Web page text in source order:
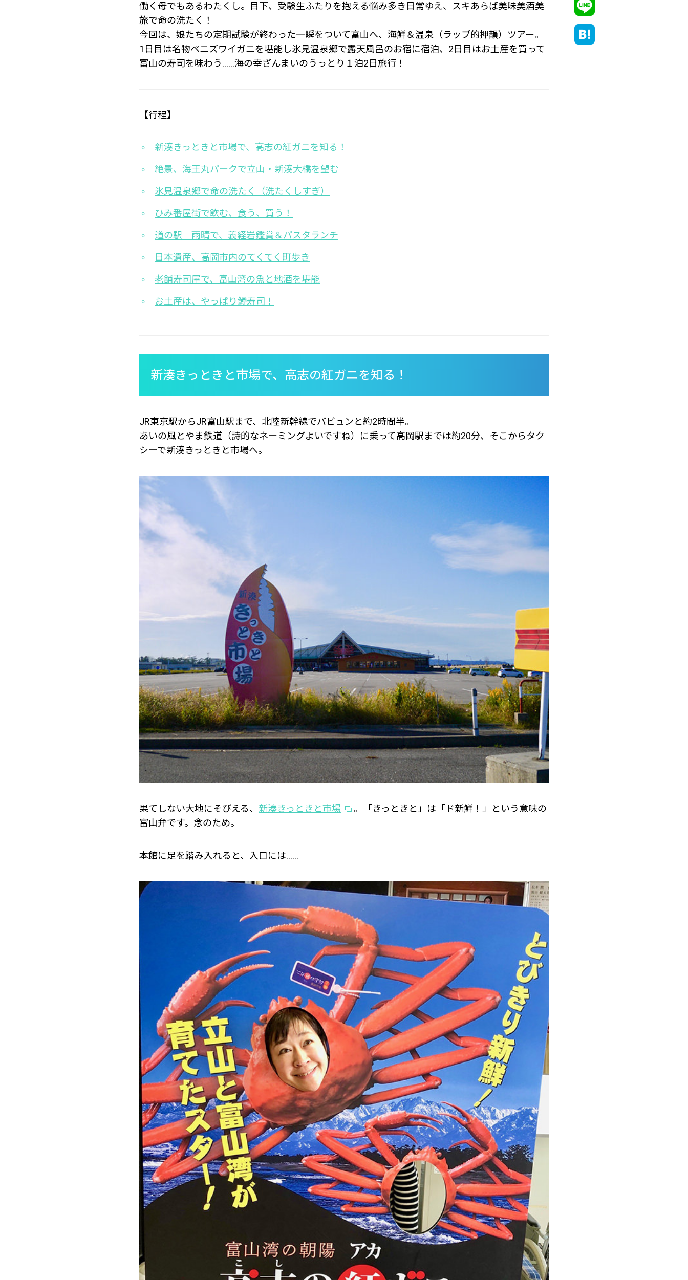
働く母でもあるわたくし。目下、受験生ふたりを抱える悩み多き日常ゆえ、スキあらば美味美酒美
旅で命の洗たく！
今回は、娘たちの定期試験が終わった一瞬をついて富山へ、海鮮＆温泉（ラップ的押韻）ツアー。
1日目は名物ベニズワイガニを堪能し氷見温泉郷で露天風呂のお宿に宿泊、2日目はお土産を買って
富山の寿司を味わう……海の幸ざんまいのうっとり１泊2日旅行！
【行程】
新湊きっときと市場で、高志の紅ガニを知る！
絶景、海王丸パークで立山・新湊大橋を望む
氷見温泉郷で命の洗たく（洗たくしすぎ）
ひみ番屋街で飲む、食う、買う！
道の駅 雨晴で、義経岩鑑賞＆パスタランチ
日本遺産、高岡市内のてくてく町歩き
老舗寿司屋で、富山湾の魚と地酒を堪能
お土産は、やっぱり鱒寿司！
新湊きっときと市場で、高志の紅ガニを知る！
JR東京駅からJR富山駅まで、北陸新幹線でバビュンと約2時間半。
あいの風とやま鉄道（詩的なネーミングよいですね）に乗って高岡駅までは約20分、そこからタク
シーで新湊きっときと市場へ。
果てしない大地にそびえる、 新湊きっときと市場
。「きっときと」は「ド新鮮！」という意味の
富山弁です。念のため。
本館に足を踏み入れると、入口には……